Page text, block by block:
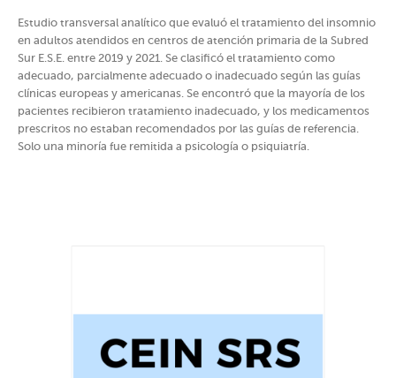
Estudio transversal analítico que evaluó el tratamiento del insomnio
en adultos atendidos en centros de atención primaria de la Subred
Sur E.S.E. entre 2019 y 2021. Se clasificó el tratamiento como
adecuado, parcialmente adecuado o inadecuado según las guías
clínicas europeas y americanas. Se encontró que la mayoría de los
pacientes recibieron tratamiento inadecuado, y los medicamentos
prescritos no estaban recomendados por las guías de referencia.
Solo una minoría fue remitida a psicología o psiquiatría.